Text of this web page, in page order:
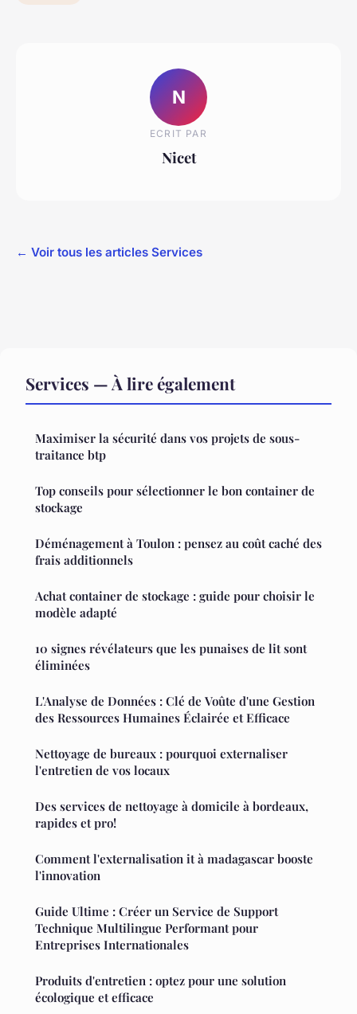
N
ECRIT PAR
Nicet
← Voir tous les articles Services
Services — À lire également
Maximiser la sécurité dans vos projets de sous-
traitance btp
Top conseils pour sélectionner le bon container de
stockage
Déménagement à Toulon : pensez au coût caché des
frais additionnels
Achat container de stockage : guide pour choisir le
modèle adapté
10 signes révélateurs que les punaises de lit sont
éliminées
L'Analyse de Données : Clé de Voûte d'une Gestion
des Ressources Humaines Éclairée et Efficace
Nettoyage de bureaux : pourquoi externaliser
l'entretien de vos locaux
Des services de nettoyage à domicile à bordeaux,
rapides et pro!
Comment l'externalisation it à madagascar booste
l'innovation
Guide Ultime : Créer un Service de Support
Technique Multilingue Performant pour
Entreprises Internationales
Produits d'entretien : optez pour une solution
écologique et efficace